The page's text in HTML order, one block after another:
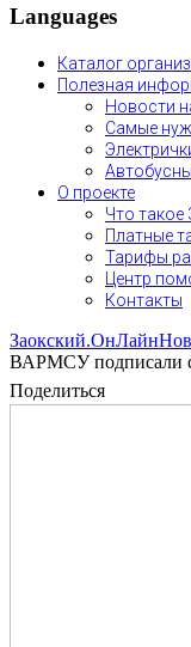
Languages
Каталог
Полезная
Новости
Самые
О проекте
Что такое
Платные
Тарифы
Центр
Контакты
Заокский.ОнЛайн
ВАРМСУ подписали
Поделиться